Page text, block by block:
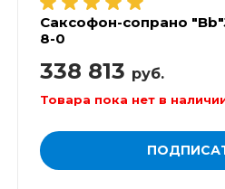
Саксофон-сопрано
8-0
338 813 руб.
Товара пока нет в